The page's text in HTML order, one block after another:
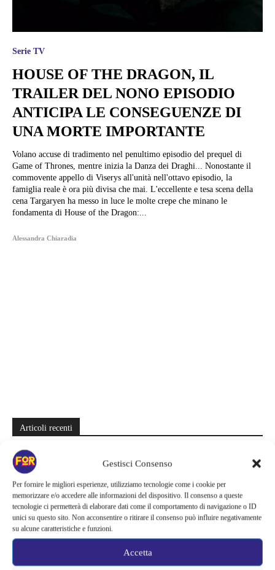
Gestisci Consenso
Per fornire le migliori esperienze, utilizziamo tecnologie come i cookie per
memorizzare e/o accedere alle informazioni del dispositivo. Il consenso a queste
tecnologie ci permetterà di elaborare dati come il comportamento di navigazione o ID
unici su questo sito. Non acconsentire o ritirare il consenso può influire negativamente
su alcune caratteristiche e funzioni.
Accetta
Serie TV
HOUSE OF THE DRAGON, IL
TRAILER DEL NONO EPISODIO
ANTICIPA LE CONSEGUENZE DI
UNA MORTE IMPORTANTE
Volano accuse di tradimento nel penultimo episodio del prequel di
Game of Thrones, mentre inizia la Danza dei Draghi... Nonostante il
commovente appello di Viserys all'unità nell'ottavo episodio, la
famiglia reale è ora più divisa che mai. L'eccellente e tesa scena della
cena Targaryen ha messo in luce le molte crepe che minano le
fondamenta di House of the Dragon:...
Alessandra Chiaradia
Articoli recenti
Sky e NOW svelano le uscite di agosto 2026 | Serie, film e
documentari in arrivo: i titoli da non perdere
Spider-Man: Brand New Day riapre una vecchia ferita | Il finale
alimenta una nuova teoria: il dettaglio che coinvolge i due più amati
Barbie 2 rischia di saltare | Warner Bros. ha pochi mesi per trovare un
accordo: il dubbio che divide Hollywood
La bocca del diavolo arriva su Prime Video, squali e claustrofobia nel